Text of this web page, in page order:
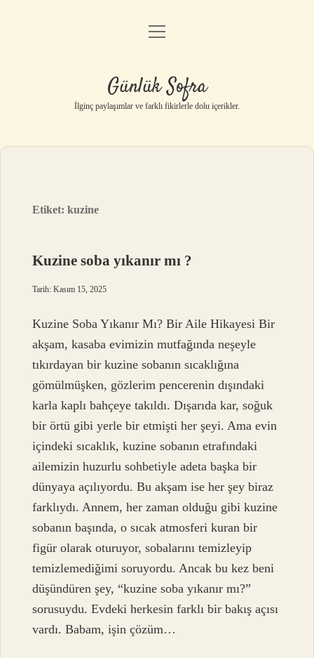
Anasayfa
Yasal Uyarı
menüyü
Günlük Sofra
İlginç paylaşımlar ve farklı fikirlerle dolu içerikler.
Etiket:kuzine
Kuzine soba yıkanır mı ?
Tarih: Kasım 15, 2025
Kuzine Soba Yıkanır Mı? Bir Aile Hikayesi Bir
akşam, kasaba evimizin mutfağında neşeyle
tıkırdayan bir kuzine sobanın sıcaklığına
gömülmüşken, gözlerim pencerenin dışındaki
karla kaplı bahçeye takıldı. Dışarıda kar, soğuk
bir örtü gibi yerle bir etmişti her şeyi. Ama evin
içindeki sıcaklık, kuzine sobanın etrafındaki
ailemizin huzurlu sohbetiyle adeta başka bir
dünyaya açılıyordu. Bu akşam ise her şey biraz
farklıydı. Annem, her zaman olduğu gibi kuzine
sobanın başında, o sıcak atmosferi kuran bir
figür olarak oturuyor, sobalarını temizleyip
temizlemediğimi soruyordu. Ancak bu kez beni
düşündüren şey, “kuzine soba yıkanır mı?”
sorusuydu. Evdeki herkesin farklı bir bakış açısı
vardı. Babam, işin çözüm…